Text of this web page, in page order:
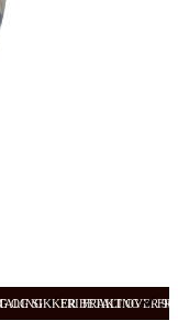
FRI FRAKT OVER
OG SIKKER BETALING